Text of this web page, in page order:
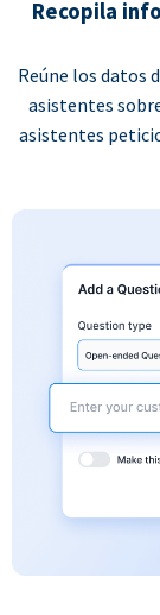
Recopila
Reúne los datos
asistentes
asistentes